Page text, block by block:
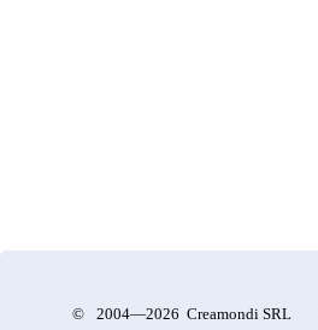
© 2004—2026 Creamondi SRL